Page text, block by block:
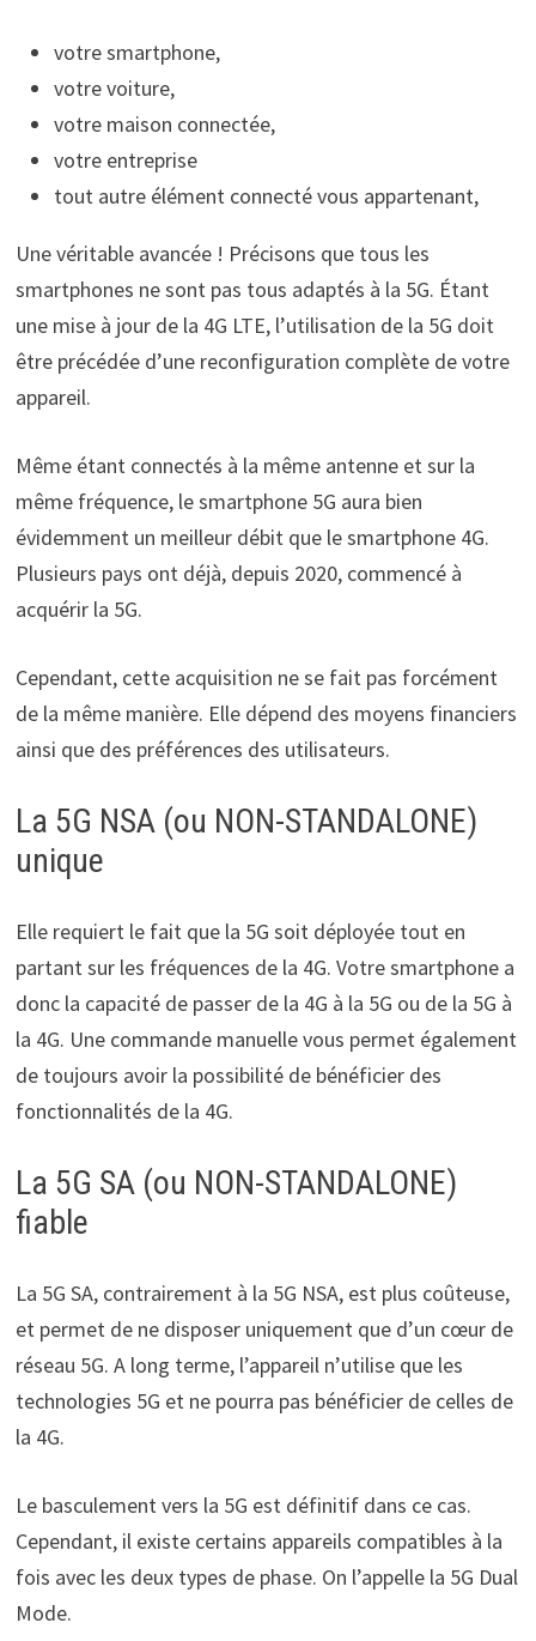
votre smartphone,
votre voiture,
votre maison connectée,
votre entreprise
tout autre élément connecté vous appartenant,
Une véritable avancée ! Précisons que tous les
smartphones ne sont pas tous adaptés à la 5G. Étant
une mise à jour de la 4G LTE, l’utilisation de la 5G doit
être précédée d’une reconfiguration complète de votre
appareil.
Même étant connectés à la même antenne et sur la
même fréquence, le smartphone 5G aura bien
évidemment un meilleur débit que le smartphone 4G.
Plusieurs pays ont déjà, depuis 2020, commencé à
acquérir la 5G.
Cependant, cette acquisition ne se fait pas forcément
de la même manière. Elle dépend des moyens financiers
ainsi que des préférences des utilisateurs.
La 5G NSA (ou NON-STANDALONE)
unique
Elle requiert le fait que la 5G soit déployée tout en
partant sur les fréquences de la 4G. Votre smartphone a
donc la capacité de passer de la 4G à la 5G ou de la 5G à
la 4G. Une commande manuelle vous permet également
de toujours avoir la possibilité de bénéficier des
fonctionnalités de la 4G.
La 5G SA (ou NON-STANDALONE)
fiable
La 5G SA, contrairement à la 5G NSA, est plus coûteuse,
et permet de ne disposer uniquement que d’un cœur de
réseau 5G. A long terme, l’appareil n’utilise que les
technologies 5G et ne pourra pas bénéficier de celles de
la 4G.
Le basculement vers la 5G est définitif dans ce cas.
Cependant, il existe certains appareils compatibles à la
fois avec les deux types de phase. On l’appelle la 5G Dual
Mode.